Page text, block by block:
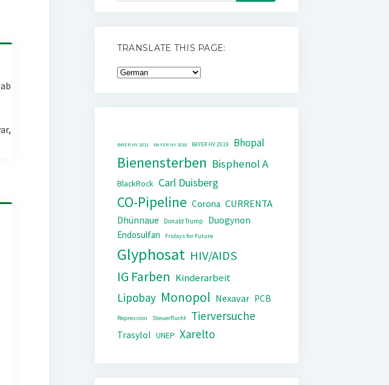
TRANSLATE THIS PAGE:
BAYER HV 2011 BAYER HV 2018 BAYER HV 2019 Bhopal
Bienensterben Bisphenol A
BlackRock Carl Duisberg
CO-Pipeline Corona CURRENTA
Dhünnaue Donald Trump
Duogynon
Endosulfan
Fridays for Future
Glyphosat HIV/AIDS
IG Farben Kinderarbeit
Lipobay Monopol Nexavar PCB
Repression Steuerflucht Tierversuche
Trasylol UNEP Xarelto